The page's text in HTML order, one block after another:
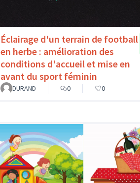
Éclairage d'un terrain de football
en herbe : amélioration des
conditions d'accueil et mise en
avant du sport féminin
DURAND 0 0